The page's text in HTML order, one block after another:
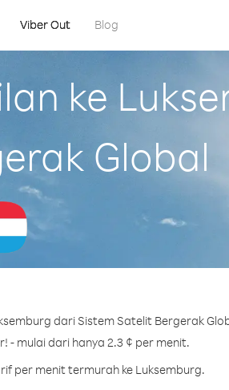
Viber Out Blog
ke
Global
dari Sistem Satelit Bergerak
- mulai dari hanya 2.3 ¢ per menit.
per menit termurah ke Luksemburg.